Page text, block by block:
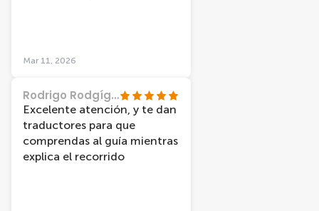
Nous avons eu la chance de
magnifique ciel bleu, ce qui a
rendu l’expérience vraiment
magique.
Mar 11, 2026
Rodrigo Rodgíguez
Excelente atención, y te dan
traductores para que
comprendas al guía mientras
explica el recorrido